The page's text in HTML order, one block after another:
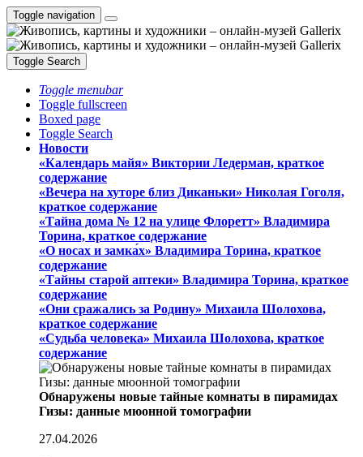
Toggle navigation
Toggle Search
Toggle menubar
Toggle fullscreen
Boxed page
Toggle Search
Новости
«Календарь майя» Виктории Ледерман, краткое
содержание
«Вечера на хуторе близ Диканьки» Николая Гоголя,
краткое содержание
«Тайна дома № 12 на улице Флоретт» Владимира
Торина, краткое содержание
«О носах и замка́х» Владимира Торина, краткое
содержание
«Тайны старой аптеки» Владимира Торина, краткое
содержание
«Они сражались за Родину» Михаила Шолохова,
краткое содержание
«Судьба человека» Михаила Шолохова, краткое
содержание
Обнаружены новые тайные комнаты в пирамидах
Гизы: данные мюонной томографии
27.04.2026